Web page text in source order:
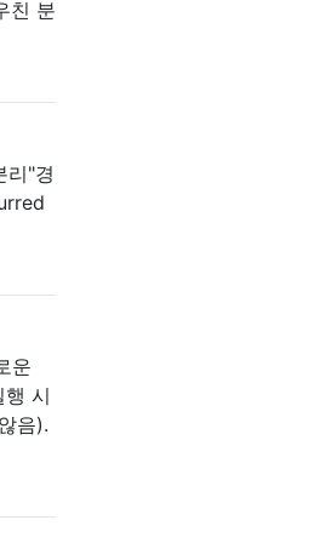
친 분
리"경
운
시
음).